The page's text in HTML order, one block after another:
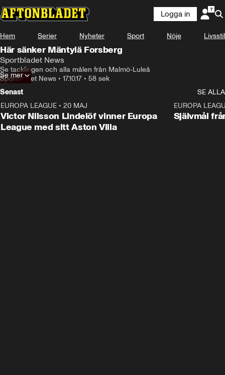
Logga in
Hem Serier Nyheter Sport Nöje Livsstil
Här sänker Mäntylä Forsberg
Sportbladet News
Se tacklingen och alla målen från Malmö-Luleå
Sportbladet News • 17.10.17 • 58 sek
Se mer
Senast
SE ALLA
EUROPA LEAGUE • 20 MAJ
Victor Nilsson Lindelöf vinner Europa
League med sitt Aston Villa
EUROPA
Självmål